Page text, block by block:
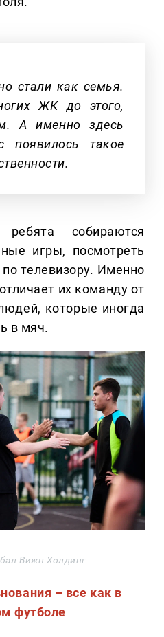
стали как семья.
ЖК до этого,
А именно здесь
появилось такое
собираются
игры, посмотреть
телевизору. Именно
их команду от
которые иногда
в мяч.
Вижн Холдинг
– все как в
футболе